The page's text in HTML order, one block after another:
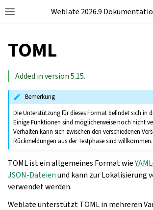
Weblate 2026.9
TOML
Added in version 5.15.
Bemerkung
Die Unterstützung für dieses Format befindet sich in
Einige Funktionen sind möglicherweise noch nicht
Verhalten kann sich zwischen den verschiedenen
Rückmeldungen aus der Testphase sind willkommen.
TOML ist ein allgemeines Format wie
JSON-Dateienund kann zur Lokalisierung
verwendet werden.
Weblate unterstützt TOML in mehreren